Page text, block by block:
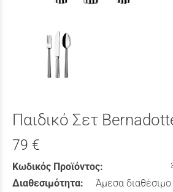
Παιδικό Σετ
79 €
Κωδικός Προϊόντος:
Διαθεσιμότητα:
Άμεσα διαθέσιμο